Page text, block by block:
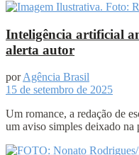
Inteligência artificial
alerta autor
porAgência Brasil
15 de setembro de 2025
Um romance, a redação de
um aviso simples deixado na